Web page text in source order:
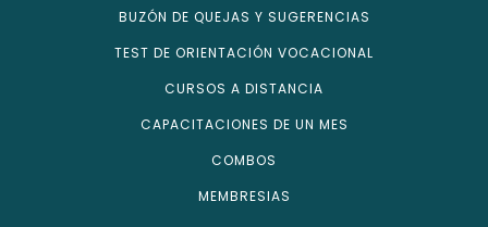
BUZÓN DE QUEJAS Y SUGERENCIAS
TEST DE ORIENTACIÓN VOCACIONAL
CURSOS A DISTANCIA
CAPACITACIONES DE UN MES
COMBOS
MEMBRESIAS